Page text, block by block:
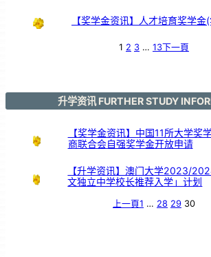
【奖学金资讯】人才培育奖学
1 2 3 … 13下一頁
升学资讯 FURTHER STUDY
【奖学金资讯】中国11所大学奖
商联合会自强奖学金开放申请
【升学资讯】澳门大学2023/
文独立中学校长推荐入学」计划
上一頁1 … 28 29 30